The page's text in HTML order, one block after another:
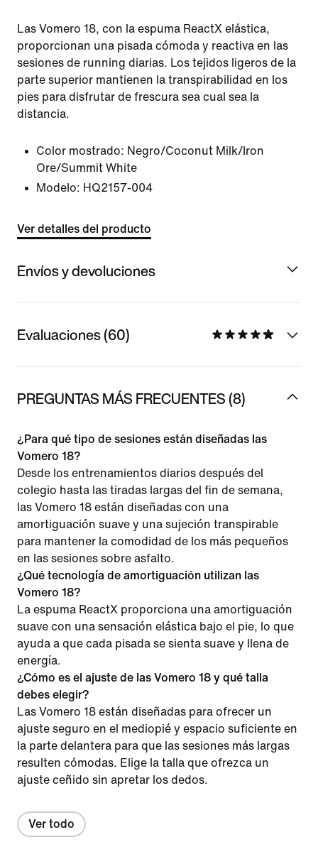
Las Vomero 18, con la espuma ReactX elástica,
proporcionan una pisada cómoda y reactiva en las
sesiones de running diarias. Los tejidos ligeros de la
parte superior mantienen la transpirabilidad en los
pies para disfrutar de frescura sea cual sea la
distancia.
Color mostrado: Negro/Coconut Milk/Iron
Ore/Summit White
Modelo: HQ2157-004
Ver detalles del producto
Envíos y devoluciones
Evaluaciones (60)
PREGUNTAS MÁS FRECUENTES (8)
¿Para qué tipo de sesiones están diseñadas las
Vomero 18?
Desde los entrenamientos diarios después del
colegio hasta las tiradas largas del fin de semana,
las Vomero 18 están diseñadas con una
amortiguación suave y una sujeción transpirable
para mantener la comodidad de los más pequeños
en las sesiones sobre asfalto.
¿Qué tecnología de amortiguación utilizan las
Vomero 18?
La espuma ReactX proporciona una amortiguación
suave con una sensación elástica bajo el pie, lo que
ayuda a que cada pisada se sienta suave y llena de
energía.
¿Cómo es el ajuste de las Vomero 18 y qué talla
debes elegir?
Las Vomero 18 están diseñadas para ofrecer un
ajuste seguro en el mediopié y espacio suficiente en
la parte delantera para que las sesiones más largas
resulten cómodas. Elige la talla que ofrezca un
ajuste ceñido sin apretar los dedos.
Ver todo